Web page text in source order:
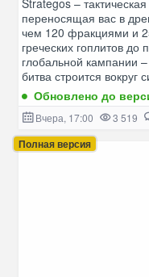
Strategos –
переносящая вас в
чем 120 фракциями и
греческих гоплитов до
глобальной кампании
битва строится
Обновлено до
Вчера, 17:00 3 519
Полная версия